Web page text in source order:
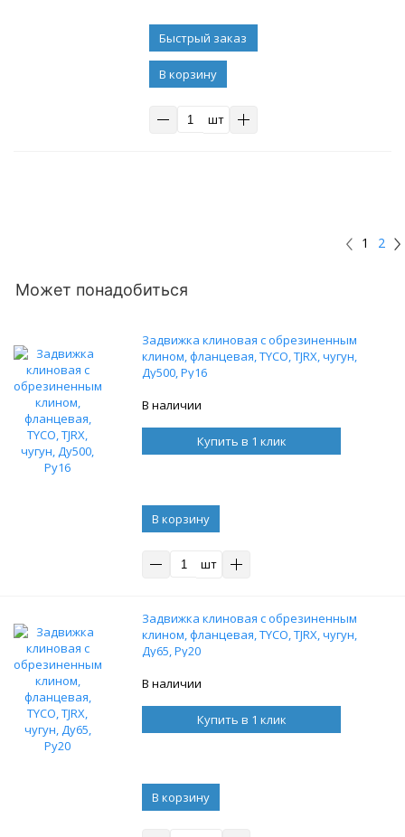
В корзину
шт
1 2
Может понадобиться
Задвижка клиновая с обрезиненным
клином, фланцевая, TYCO, TJRX, чугун,
Ду500, Ру16
В наличии
Купить в 1 клик
В корзину
шт
Задвижка клиновая с обрезиненным
клином, фланцевая, TYCO, TJRX, чугун,
Ду65, Ру20
В наличии
Купить в 1 клик
В корзину